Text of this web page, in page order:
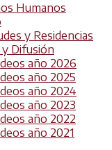
Humanos
y Residencias
Difusión
año 2026
año 2025
año 2024
año 2023
año 2022
año 2021